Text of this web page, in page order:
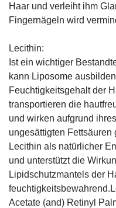
Haar und verleiht ihm
Fingernägeln wird
Lecithin:
Ist ein wichtiger
kann Liposome
Feuchtigkeitsgehalt der
transportieren die
und wirken aufgrund
ungesättigten Fettsäuren
Lecithin als natürlicher
und unterstützt die
Lipidschutzmantels der
Acetate (and) Retinyl